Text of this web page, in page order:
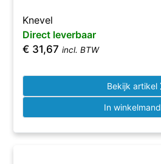
Knevel
Direct leverbaar
€ 31,67 incl. BTW
Bekijk artikel
In winkelmand